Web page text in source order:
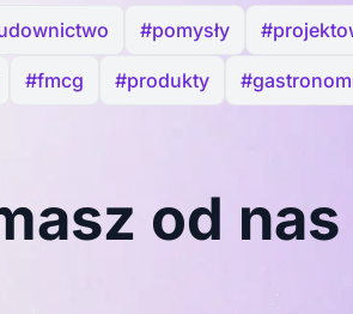
#pomysły
#fmcg #produkty
od nas